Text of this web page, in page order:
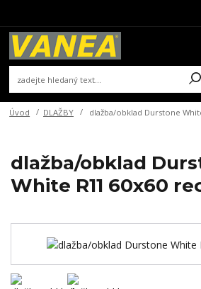
Úvod DLAŽBY dlažba/obklad Durstone
dlažba/obklad
White R11 60x60